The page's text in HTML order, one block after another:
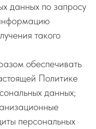
данных по запросу
такого
обеспечивать
Политике
данных;
персональных